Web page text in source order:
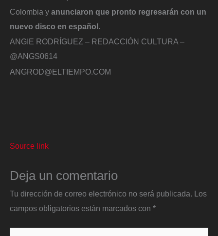
Colombia y anunciaron que pronto regresarán con un
nuevo disco en español.
ANGIE RODRÍGUEZ – REDACCIÓN CULTURA –
@ANGS0614
ANGROD@ELTIEMPO.COM
Source link
Deja un comentario
Tu dirección de correo electrónico no será publicada. Los
campos obligatorios están marcados con *